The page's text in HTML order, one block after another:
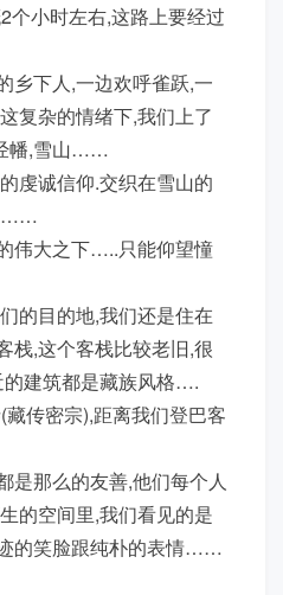
个小时左右,这路上要经过
乡下人,一边欢呼雀跃,一
复杂的情绪下,我们上了
幡,雪山……
虔诚信仰.交织在雪山的
……
伟大之下…..只能仰望憧
的目的地,我们还是住在
栈,这个客栈比较老旧,很
建筑都是藏族风格….
传密宗),距离我们登巴客
是那么的友善,他们每个人
的空间里,我们看见的是
的笑脸跟纯朴的表情……